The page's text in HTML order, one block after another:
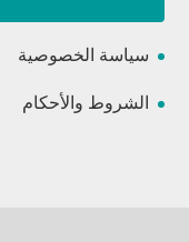
سياسة الخصوصية
الشروط والأحكام